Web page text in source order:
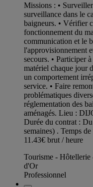
Missions : •
surveillance dans le
baigneurs. • Vérifier
fonctionnement du
communication et le
l'approvisionnement
secours. • Participer
matériel chaque jour
un comportement
service. • Faire
problématiques
réglementation des
aménagés. Lieu :
Durée du contrat :
semaines) . Temps
11.43€ brut / heure
Tourisme -
d'Or
Professionnel